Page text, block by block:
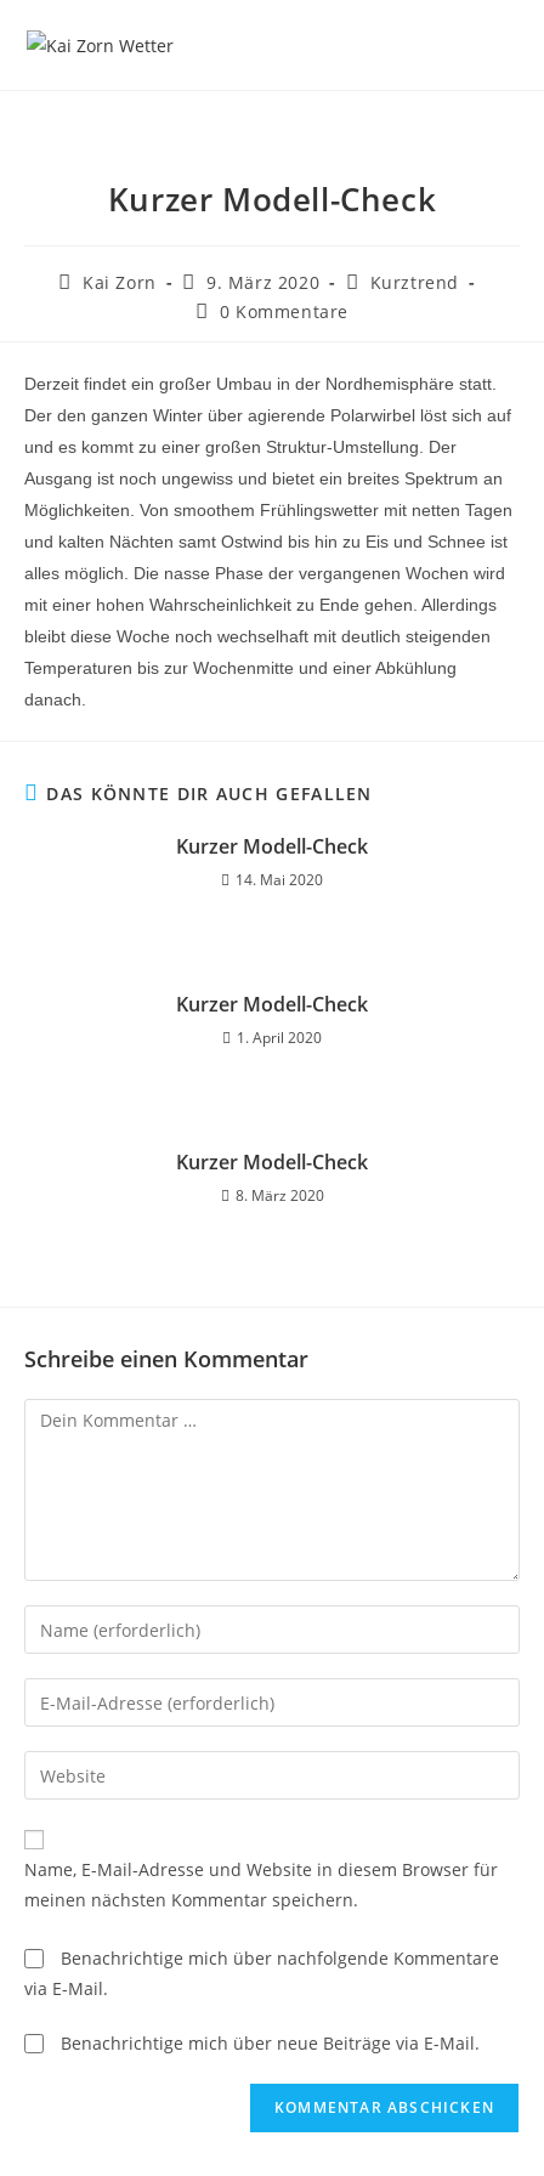
Inhalt
Kurzer Modell-Check
Beitrags-
Kai Zorn
Beitrag
veröffentlicht:
9. März 2020
Beitrags-
Kategorie:
Kurztrend
Beitrags-
0 Kommentare
Derzeit findet ein großer Umbau in der Nordhemisphäre statt.
Der den ganzen Winter über agierende Polarwirbel löst sich auf
und es kommt zu einer großen Struktur-Umstellung. Der
Ausgang ist noch ungewiss und bietet ein breites Spektrum an
Möglichkeiten. Von smoothem Frühlingswetter mit netten Tagen
und kalten Nächten samt Ostwind bis hin zu Eis und Schnee ist
alles möglich. Die nasse Phase der vergangenen Wochen wird
mit einer hohen Wahrscheinlichkeit zu Ende gehen. Allerdings
bleibt diese Woche noch wechselhaft mit deutlich steigenden
Temperaturen bis zur Wochenmitte und einer Abkühlung
danach.
DAS KÖNNTE DIR AUCH GEFALLEN
Kurzer Modell-Check
14. Mai 2020
Kurzer Modell-Check
1. April 2020
Kurzer Modell-Check
8. März 2020
Schreibe einen Kommentar
Kommentar
Gib
deinen
Namen
oder
zum
Kommentieren
ein
Gib
deine
E-
Mail-
zum
Kommentieren
ein
Gib
deine
Website-
URL
Name, E-Mail-Adresse und Website in diesem Browser für
meinen nächsten Kommentar speichern.
Benachrichtige mich über nachfolgende Kommentare
via E-Mail.
Benachrichtige mich über neue Beiträge via E-Mail.